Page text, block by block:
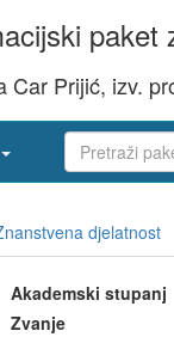
Car Prijić, izv.
djelatnost
Akademski stupanj
Zvanje